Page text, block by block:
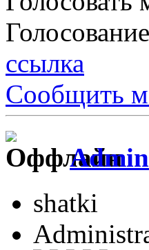
ссылка
Сообщить
Admin
shatki